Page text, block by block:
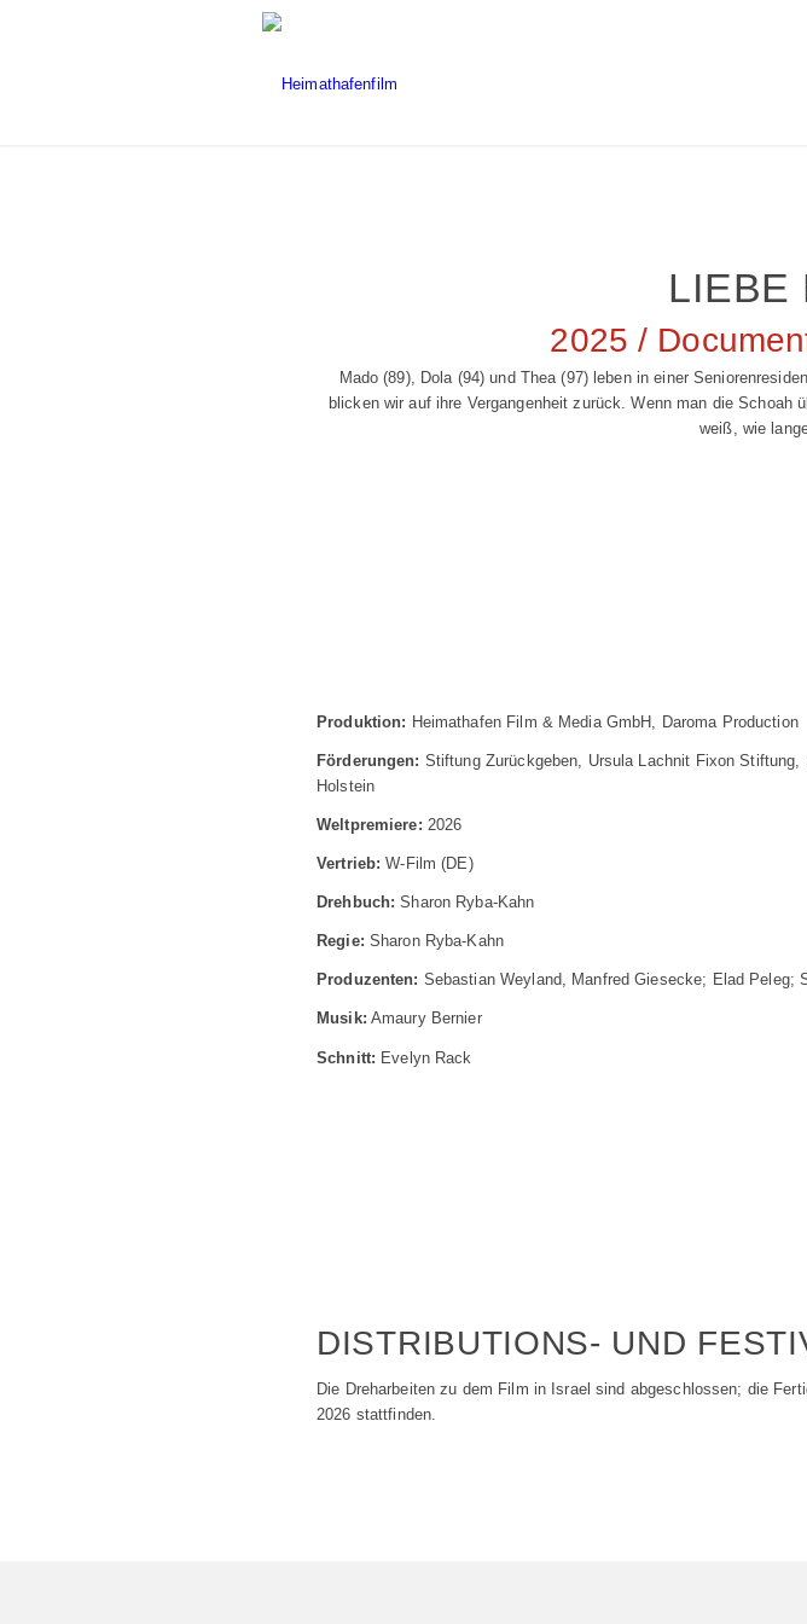
LIEBE
2025 /
Mado (89), Dola (94) und Thea (97) leben in einer
blicken wir auf ihre Vergangenheit zurück. Wenn man die
weiß, wie
Produktion: Heimathafen Film & Media GmbH, Daroma Production
Förderungen: Stiftung Zurückgeben, Ursula Lachnit Fixon
Holstein
Weltpremiere: 2026
Vertrieb: W-Film (DE)
Drehbuch: Sharon Ryba-Kahn
Regie: Sharon Ryba-Kahn
Produzenten: Sebastian Weyland, Manfred Giesecke; Elad Peleg;
Musik: Amaury Bernier
Schnitt: Evelyn Rack
DISTRIBUTIONS- UND
Die Dreharbeiten zu dem Film in Israel sind abgeschlossen; die
2026 stattfinden.